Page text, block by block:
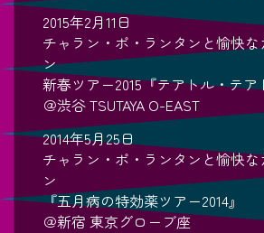
2015年2月11日
チャラン・ポ・ランタンと愉快
ン
新春ツアー2015『テアトル・テア
＠渋谷 TSUTAYA O-EAST
2014年5月25日
チャラン・ポ・ランタンと愉快
ン
『五月病の特効薬ツアー2014』
＠新宿 東京グローブ座